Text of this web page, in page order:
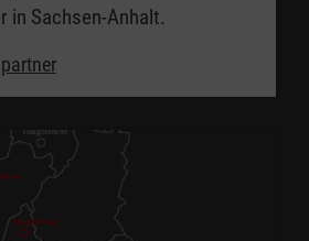
in Sachsen-Anhalt.